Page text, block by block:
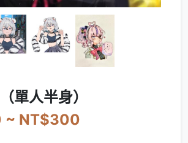
單人半身）
~ NT$300